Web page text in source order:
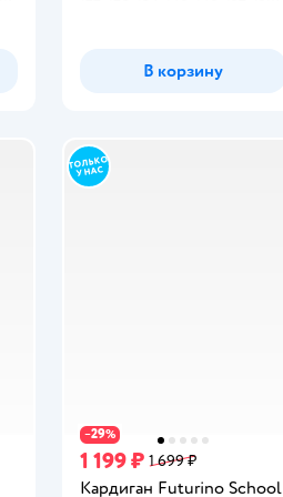
В корзину
−29%
1 199 ₽ 1 699 ₽
Кардиган Futurino School